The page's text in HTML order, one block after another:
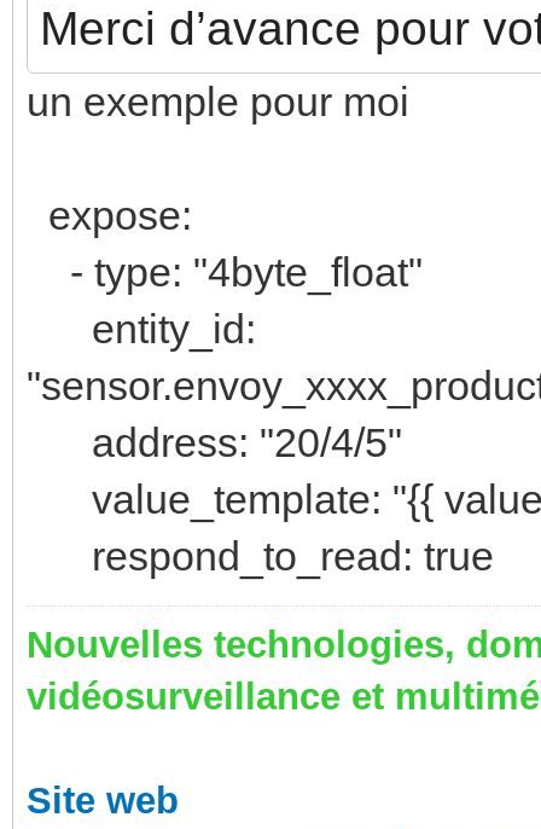
Merci d’avance pour
un exemple pour moi
expose:
- type: "4byte_float"
entity_id:
address: "20/4/5"
value_template: "{{ value
respond_to_read: true
Nouvelles technologies,
vidéosurveillance et
Site web